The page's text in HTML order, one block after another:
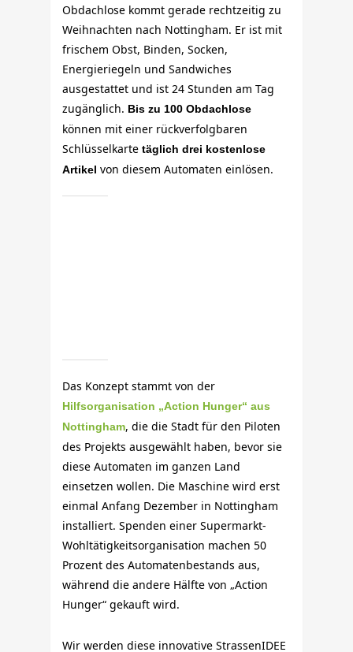
Obdachlose kommt gerade rechtzeitig zu
Weihnachten nach Nottingham. Er ist mit
frischem Obst, Binden, Socken,
Energieriegeln und Sandwiches
ausgestattet und ist 24 Stunden am Tag
zugänglich. Bis zu 100 Obdachlose
können mit einer rückverfolgbaren
Schlüsselkartetäglich drei kostenlose
Artikel von diesem Automaten einlösen.
Das Konzept stammt von der
Hilfsorganisation „Action Hunger“ aus
Nottingham, die die Stadt für den Piloten
des Projekts ausgewählt haben, bevor sie
diese Automaten im ganzen Land
einsetzen wollen. Die Maschine wird erst
einmal Anfang Dezember in Nottingham
installiert. Spenden einer Supermarkt-
Wohltätigkeitsorganisation machen 50
Prozent des Automatenbestands aus,
während die andere Hälfte von „Action
Hunger“ gekauft wird.
Wir werden diese innovative StrassenIDEE